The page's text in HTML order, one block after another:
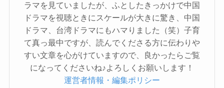
ラマを見ていましたが、ふとしたきっかけで中国
ドラマを視聴ときにスケールが大きに驚き、中国
ドラマ、台湾ドラマにもハマりました（笑）子育
て真っ最中ですが、読んでくださる方に伝わりや
すい文章を心がけていますので、良かったらご覧
になってくださいね♪よろしくお願いします！
運営者情報・編集ポリシー